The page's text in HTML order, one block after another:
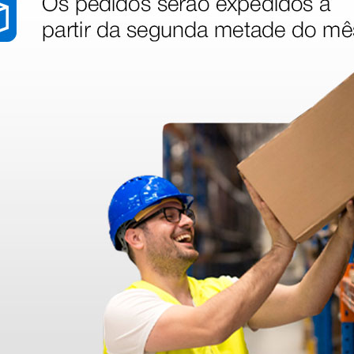
h
624,80 €710,00 €
(Preço sem IVA)
1 kit
Holter
-
aos